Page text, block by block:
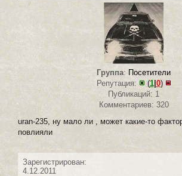
Группа: Посетители
Репутация:
(1|0)
Публикаций: 1
Комментариев: 320
uran-235, ну мало ли , может какие-то
повлияли
Зарегистрирован:
4.12.2011